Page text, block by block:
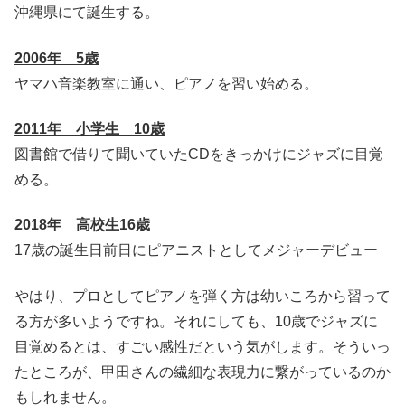
沖縄県にて誕生する。
2006年 5歳
ヤマハ音楽教室に通い、ピアノを習い始める。
2011年 小学生 10歳
図書館で借りて聞いていたCDをきっかけにジャズに目覚
める。
2018年 高校生16歳
17歳の誕生日前日にピアニストとしてメジャーデビュー
やはり、プロとしてピアノを弾く方は幼いころから習って
る方が多いようですね。それにしても、10歳でジャズに
目覚めるとは、すごい感性だという気がします。そういっ
たところが、甲田さんの繊細な表現力に繋がっているのか
もしれません。